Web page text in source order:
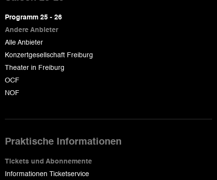
page
Programm 25 - 26
Andere Anbieter
Alle Anbieter
Konzertgesellschaft Freiburg
Theater in Freiburg
OCF
NOF
Praktische Informationen
Tickets und Abonnemente
Informationen Ticketservice